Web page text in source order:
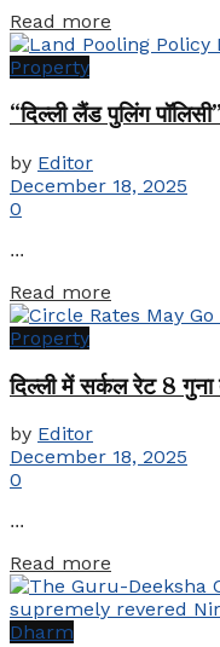
Read more
Property
“दिल्ली लैंड पुलिंग
by Editor
December 18, 2025
0
...
Read more
Property
दिल्ली में सर्कल रेट 8
by Editor
December 18, 2025
0
...
Read more
Dharm